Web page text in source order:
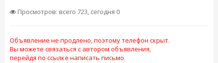
Просмотров: всего 723, сегодня 0
Объявление не продлено, поэтому телефон скрыт.
Вы можете связаться с автором объявления,
перейдя по ссылке написать письмо.